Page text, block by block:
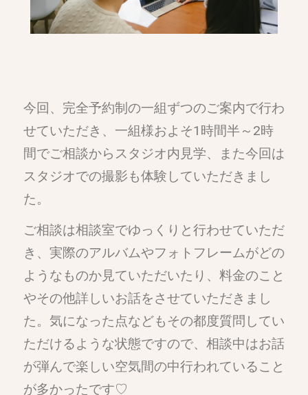
今回、完全予約制の一組ずつのご案内で行わ
せていただき、一組様およそ1時間半～2時
間でご相談からスタジオ内見学、また今回は
スタジオでの撮影も体験していただきまし
た。
ご相談は相談室でゆっくりと行わせていただ
き、実際のアルバムやフォトフレームがどの
ようなものか見ていただいたり、料金のこと
やその他詳しいお話をさせていただきまし
た。気になった点などもその都度質問してい
ただけるような状態ですので、相談中はお話
が弾んで楽しい空気間の中行われていること
が多かったです♡